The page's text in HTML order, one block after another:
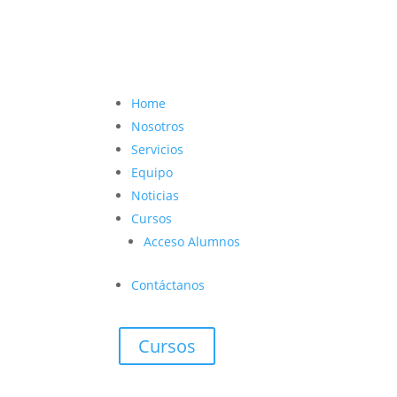
Home
Nosotros
Servicios
Equipo
Noticias
Cursos
Acceso Alumnos
Contáctanos
Cursos